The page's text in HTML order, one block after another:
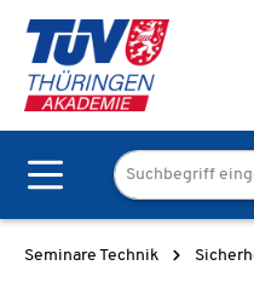
Zum Hauptinhalt springen
Seminare Technik